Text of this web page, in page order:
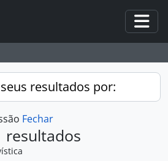
resultados por:
Fechar
resultados